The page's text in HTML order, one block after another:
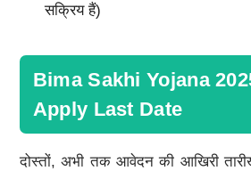
सक्रिय हैं)
Bima Sakhi Yojana
Apply Last Date
दोस्तों, अभी तक आवेदन की आखिरी